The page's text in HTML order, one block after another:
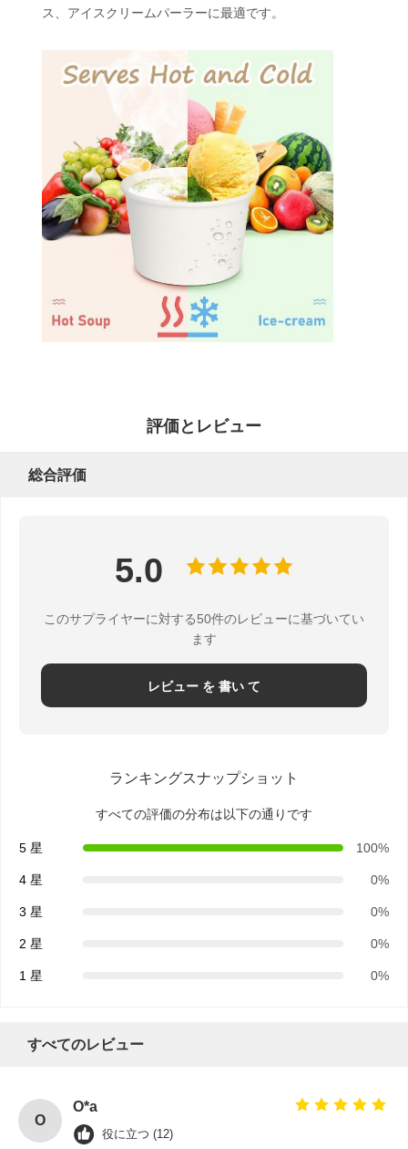
今雑談しなさ
紙のコーヒーカップ
使い捨て可能なペーパ ボール
紙スープカップ
手柄付きの紙袋
使い捨て可能なプラスチック コップ
デリラップ紙
ス、アイスクリームパーラーに最適です。
評価とレビュー
総合評価
5.0
このサプライヤーに対する50件のレビューに基づいてい
ます
レビュー を 書い て
ランキングスナップショット
すべての評価の分布は以下の通りです
5 星 100%
4 星 0%
3 星 0%
2 星 0%
1 星 0%
すべてのレビュー
O
O*a
役に立つ (12)